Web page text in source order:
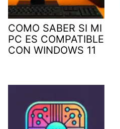
COMO SABER SI MI
PC ES COMPATIBLE
CON WINDOWS 11